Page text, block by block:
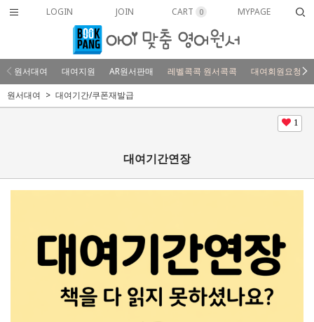
LOGIN JOIN CART 0 MYPAGE
원서대여 대여지원 AR원서판매 레벨콕콕 원서콕콕
대여회원요청
원서대여
대여기간/쿠폰재발급
1
대여기간연장